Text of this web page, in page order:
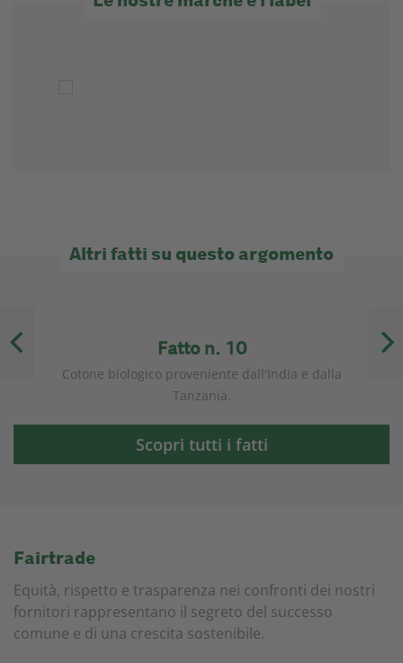
Altri fatti su questo argomento
Fatto n. 10
Cotone biologico proveniente dall'India e dalla
Tanzania.
Scopri tutti i fatti
Fairtrade
Equità, rispetto e trasparenza nei confronti dei nostri
fornitori rappresentano il segreto del successo
comune e di una crescita sostenibile.